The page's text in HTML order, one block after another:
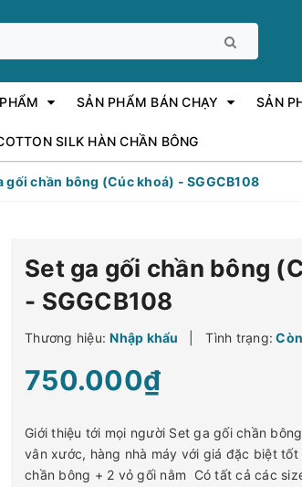
SẢN PHẨM BÁN CHẠY SẢN
SILK HÀN CHẦN BÔNG
gối chần bông (Cúc khoá) - SGGCB108
Set ga gối chần bông
- SGGCB108
Thương hiệu: Nhập khẩu Tình trạng:
750.000₫
Giới thiệu tới mọi người Set ga gối chần
vân xước, hàng nhà máy với giá đặc biệt tốt
chần bông + 2 vỏ gối nằm Có tất cả các